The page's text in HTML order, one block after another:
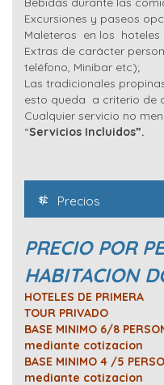
Excursiones y paseos
Maleteros en los hoteles
Extras de carácter
teléfono, Minibar etc);
Las tradicionales
esto queda a criterio de
Cualquier servicio no
“Servicios Incluidos”.
Precios
PRECIO POR
HABITACION
HOTELES DE PRIMERA
TOUR PRIVADO
BASE MINIMO 6/8
mediante cotizacion
BASE MINIMO 4 /5
mediante cotizacion